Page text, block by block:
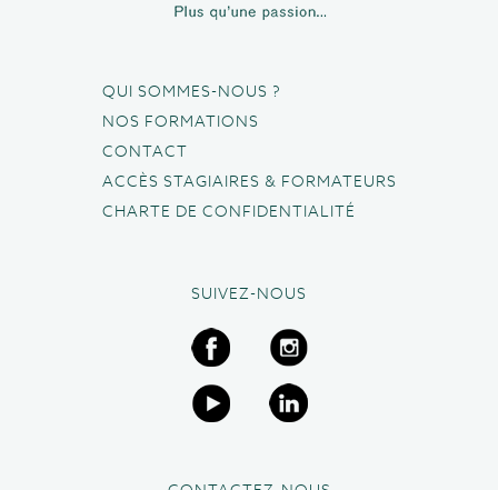
QUI SOMMES-NOUS ?
NOS FORMATIONS
CONTACT
ACCÈS STAGIAIRES & FORMATEURS
CHARTE DE CONFIDENTIALITÉ
SUIVEZ-NOUS